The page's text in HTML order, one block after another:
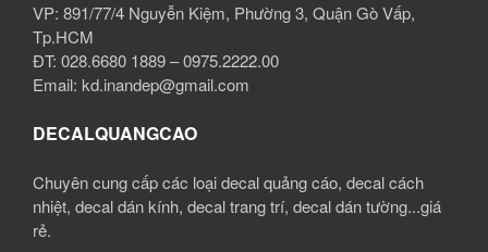
VP: 891/77/4 Nguyễn Kiệm, Phường 3, Quận Gò Vấp,
Tp.HCM
ĐT: 028.6680 1889 – 0975.2222.00
Email: kd.inandep@gmail.com
DECALQUANGCAO
Chuyên cung cấp các loại decal quảng cáo, decal cách
nhiệt, decal dán kính, decal trang trí, decal dán tường...giá
rẻ.